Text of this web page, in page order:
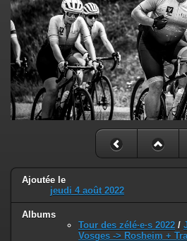
Ajoutée le
jeudi 4 août 2022
Albums
Tour des zélé·e·s 2022 /
Vosges -> Rosheim +